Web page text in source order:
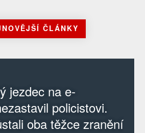
ČLÁNKY
jezdec na e-
policistovi.
oba těžce zranění